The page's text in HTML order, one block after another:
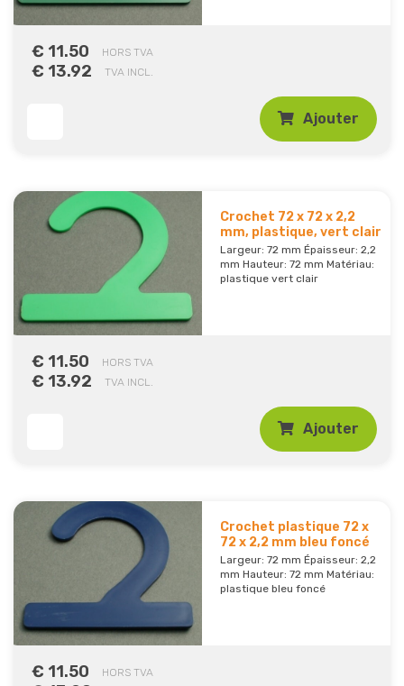
€ 11.50 HORS TVA
€ 13.92 TVA INCL.
Ajouter
Crochet 72 x 72 x 2,2
mm, plastique, vert clair
Largeur: 72 mm Épaisseur: 2,2
mm Hauteur: 72 mm Matériau:
plastique vert clair
€ 11.50 HORS TVA
€ 13.92 TVA INCL.
Ajouter
Crochet plastique 72 x
72 x 2,2 mm bleu foncé
Largeur: 72 mm Épaisseur: 2,2
mm Hauteur: 72 mm Matériau:
plastique bleu foncé
€ 11.50 HORS TVA